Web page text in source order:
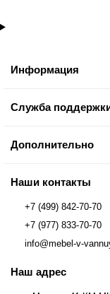
Информация
Служба
Дополнительно
Наши контакты
+7 (499) 842-70-70
+7 (977) 833-70-70
info@mebel-v-
Наш адрес